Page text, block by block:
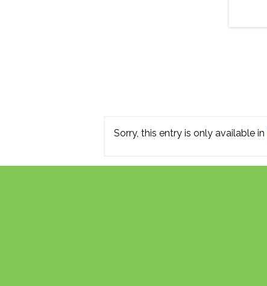
Sorry, this entry is only available in